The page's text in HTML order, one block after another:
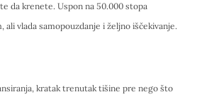
da krenete. Uspon na 50.000 stopa
ali vlada samopouzdanje i željno iščekivanje.
kratak trenutak tišine pre nego što